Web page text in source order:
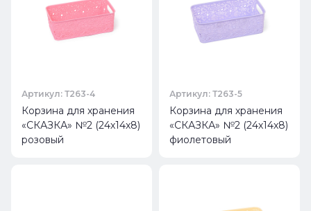
Артикул: Т263-4
Корзина для хранения
«СКАЗКА» №2 (24х14х8)
розовый
Артикул: Т263-5
Корзина для хранения
«СКАЗКА» №2 (24х14х8)
фиолетовый